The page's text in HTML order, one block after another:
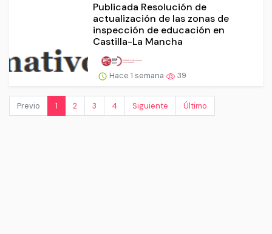
Publicada Resolución de
actualización de las zonas de
inspección de educación en
Castilla-La Mancha
Hace 1 semana 39
Previo 1 2 3 4 Siguiente Último